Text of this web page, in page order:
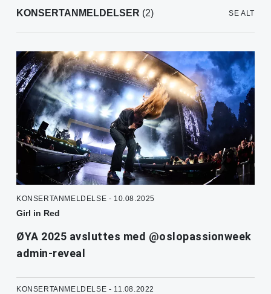
KONSERTANMELDELSER (2) SE ALT
KONSERTANMELDELSE - 10.08.2025
Girl in Red
ØYA 2025 avsluttes med @oslopassionweek
admin-reveal
KONSERTANMELDELSE - 11.08.2022